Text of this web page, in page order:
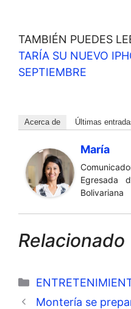
TAMBIÉN PUEDES
TARÍA SU NUEVO
SEPTIEMBRE
Acerca de Últimas
María
Egresada
Bolivariana
Relacionado
Categorías
Montería se